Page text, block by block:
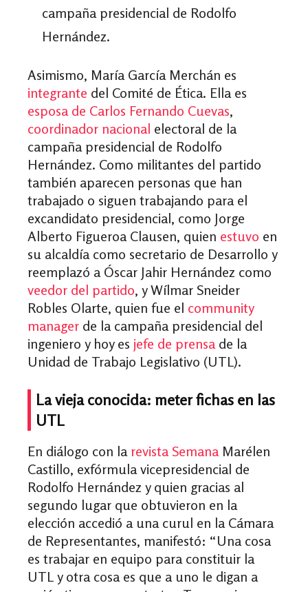
campaña presidencial de Rodolfo
Hernández.
Asimismo, María García Merchán es
integrante del Comité de Ética. Ella es
esposa de Carlos Fernando Cuevas,
coordinador nacional electoral de la
campaña presidencial de Rodolfo
Hernández. Como militantes del partido
también aparecen personas que han
trabajado o siguen trabajando para el
excandidato presidencial, como Jorge
Alberto Figueroa Clausen, quien estuvo en
su alcaldía como secretario de Desarrollo y
reemplazó a Óscar Jahir Hernández como
veedor del partido, y Wílmar Sneider
Robles Olarte, quien fue el community
manager de la campaña presidencial del
ingeniero y hoy es jefe de prensade la
Unidad de Trabajo Legislativo (UTL).
La vieja conocida: meter fichas en las
UTL
En diálogo con la revista SemanaMarélen
Castillo, exfórmula vicepresidencial de
Rodolfo Hernández y quien gracias al
segundo lugar que obtuvieron en la
elección accedió a una curul en la Cámara
de Representantes, manifestó: “Una cosa
es trabajar en equipo para constituir la
UTL y otra cosa es que a uno le digan a